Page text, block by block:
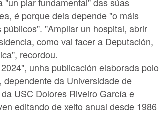
é porque dela depende "o máis
"Ampliar un hospital, abrir
como vai facer a Deputación,
recordou.
unha publicación elaborada polo
da Universidade de
USC Dolores Riveiro García e
editando de xeito anual desde 1986